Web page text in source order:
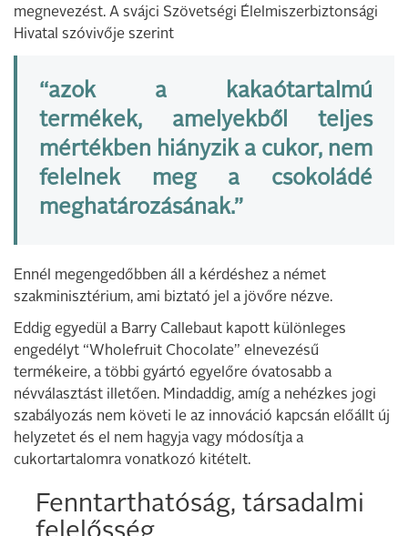
megnevezést. A svájci Szövetségi Élelmiszerbiztonsági
Hivatal szóvivője szerint
“azok a kakaótartalmú
termékek, amelyekből teljes
mértékben hiányzik a cukor, nem
felelnek meg a csokoládé
meghatározásának.”
Ennél megengedőbben áll a kérdéshez a német
szakminisztérium, ami biztató jel a jövőre nézve.
Eddig egyedül a Barry Callebaut kapott különleges
engedélyt “Wholefruit Chocolate” elnevezésű
termékeire, a többi gyártó egyelőre óvatosabb a
névválasztást illetően. Mindaddig, amíg a nehézkes jogi
szabályozás nem követi le az innováció kapcsán előállt új
helyzetet és el nem hagyja vagy módosítja a
cukortartalomra vonatkozó kitételt.
Fenntarthatóság, társadalmi